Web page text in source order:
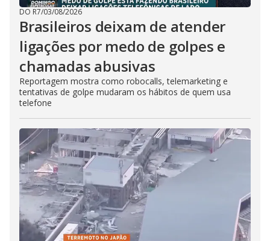
DO R7/03/08/2026
Brasileiros deixam de atender
ligações por medo de golpes e
chamadas abusivas
Reportagem mostra como robocalls, telemarketing e
tentativas de golpe mudaram os hábitos de quem usa
telefone